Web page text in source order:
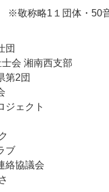
※敬称略1１団体・50
団
会 湘南西支部
第2団
ジェクト
ブ
絡協議会